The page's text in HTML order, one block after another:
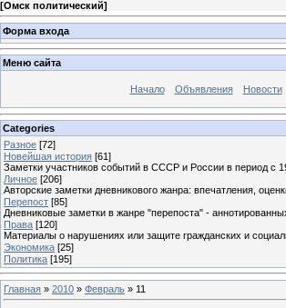
[Омск политический]
Форма входа
Меню сайта
Начало Объявления Новости
Categories
Разное [72]
Новейшая история [61]
Заметки участников событий в СССР и России в период с
Личное [206]
Авторские заметки дневникового жанра: впечатления,
Перепост [85]
Дневниковые заметки в жанре "перепоста" -
Права [120]
Материалы о нарушениях или защите гражданских и
Экономика [25]
Политика [195]
Главная » 2010 » Февраль » 11